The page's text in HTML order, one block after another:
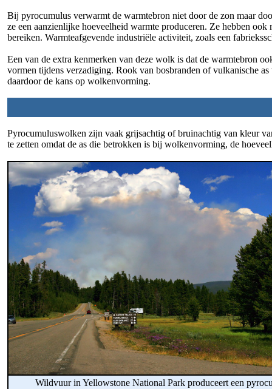
Bij pyrocumulus verwarmt de warmtebron niet door de zon maar
ze een aanzienlijke hoeveelheid warmte produceren. Ze hebben
bereiken. Warmteafgevende industriële activiteit, zoals een
Een van de extra kenmerken van deze wolk is dat de warmtebron
vormen tijdens verzadiging. Rook van bosbranden of vulkanische
daardoor de kans op wolkenvorming.
Pyrocumuluswolken zijn vaak grijsachtig of bruinachtig van kleur
te zetten omdat de as die betrokken is bij wolkenvorming, de
Wildvuur in Yellowstone National Park produceert een